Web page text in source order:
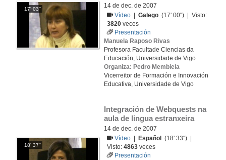
17' 03''
14 de dec. de 2007
Vídeo
|Galego (17' 00'') | Visto:
3820 veces
Presentación
Manuela Raposo Rivas
Profesora Facultade Ciencias da
Educación, Universidade de Vigo
Organiza: Pedro Membiela
Vicerreitor de Formación e Innovación
Educativa, Universidade de Vigo
18' 37''
Integración de Webquests na
aula de lingua estranxeira
14 de dec. de 2007
Vídeo
Español
(18' 33'') |
Visto:4863 veces
Presentación